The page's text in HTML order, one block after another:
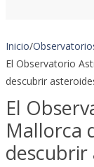
Inicio/
El Observatorio
descubrir
El
Mallorca
descubrir